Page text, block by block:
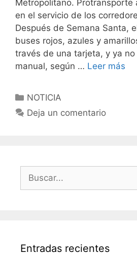
Metropolitano. Protransporte
en el servicio de los
Después de Semana Santa,
buses rojos, azules y
través de una tarjeta, y ya
manual, según … Leer más
NOTICIA
Deja un comentario
Entradas recientes